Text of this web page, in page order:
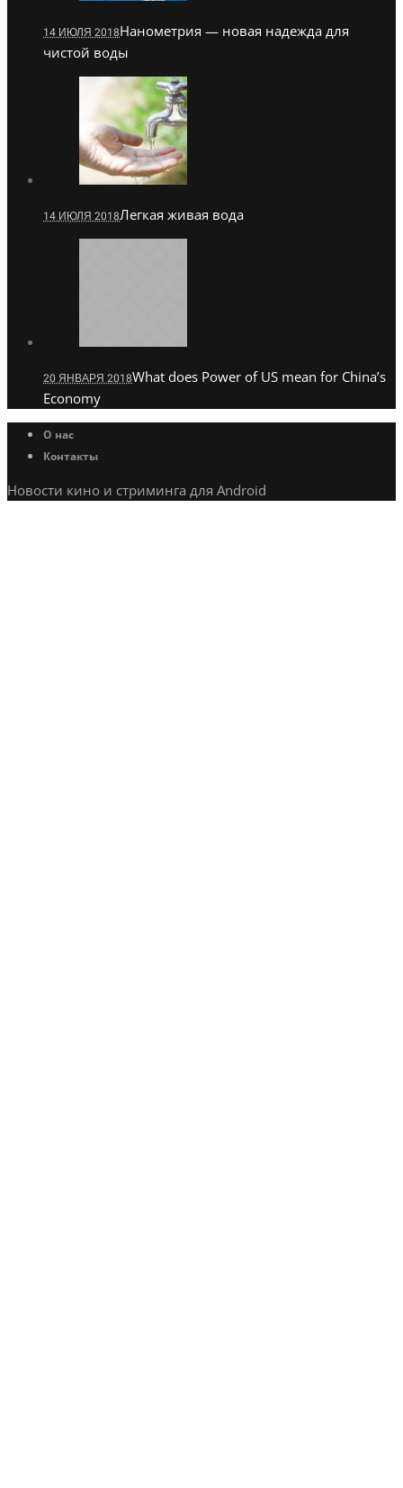
14 ИЮЛЯ 2018Нанометрия — новая надежда для
чистой воды
14 ИЮЛЯ 2018Легкая живая вода
20 ЯНВАРЯ 2018What does Power of US mean for China’s
Economy
О нас
Контакты
Новости кино и стриминга для Android